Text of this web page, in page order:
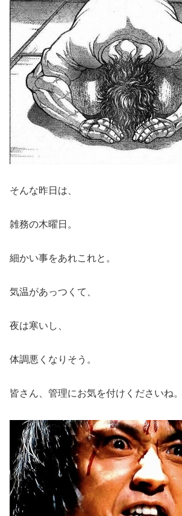
そんな昨日は、
雑務の木曜日。
細かい事をあれこれと。
気温があっつくて、
夜は寒いし、
体調悪くなりそう。
皆さん、管理にお気を付けくださいね。